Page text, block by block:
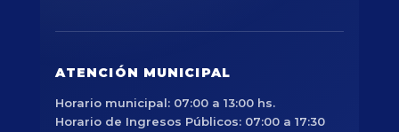
ATENCIÓN MUNICIPAL
Horario municipal: 07:00 a 13:00 hs.
Horario de Ingresos Públicos: 07:00 a 17:30